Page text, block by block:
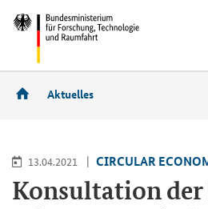
Aktuelles
13.04.2021 CIR­CU­LAR
Kon­sul­ta­ti­on